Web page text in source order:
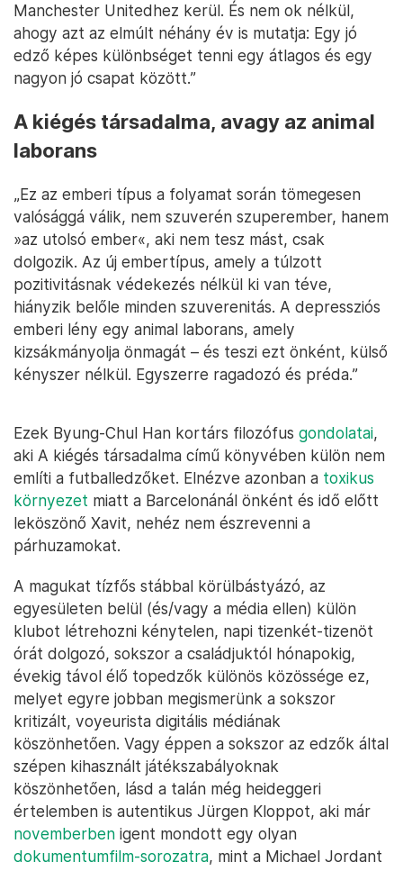
Manchester Unitedhez kerül. És nem ok nélkül,
ahogy azt az elmúlt néhány év is mutatja: Egy jó
edző képes különbséget tenni egy átlagos és egy
nagyon jó csapat között.”
A kiégés társadalma, avagy az animal
laborans
„Ez az emberi típus a folyamat során tömegesen
valósággá válik, nem szuverén szuperember, hanem
»az utolsó ember«, aki nem tesz mást, csak
dolgozik. Az új embertípus, amely a túlzott
pozitivitásnak védekezés nélkül ki van téve,
hiányzik belőle minden szuverenitás. A depressziós
emberi lény egy animal laborans, amely
kizsákmányolja önmagát – és teszi ezt önként, külső
kényszer nélkül. Egyszerre ragadozó és préda.”
Ezek Byung-Chul Han kortárs filozófus gondolatai,
aki A kiégés társadalma című könyvében külön nem
említi a futballedzőket. Elnézve azonban a toxikus
környezet miatt a Barcelonánál önként és idő előtt
leköszönő Xavit, nehéz nem észrevenni a
párhuzamokat.
A magukat tízfős stábbal körülbástyázó, az
egyesületen belül (és/vagy a média ellen) külön
klubot létrehozni kénytelen, napi tizenkét-tizenöt
órát dolgozó, sokszor a családjuktól hónapokig,
évekig távol élő topedzők különös közössége ez,
melyet egyre jobban megismerünk a sokszor
kritizált, voyeurista digitális médiának
köszönhetően. Vagy éppen a sokszor az edzők által
szépen kihasznált játékszabályoknak
köszönhetően, lásd a talán még heideggeri
értelemben is autentikus Jürgen Kloppot, aki már
novemberben igent mondott egy olyan
dokumentumfilm-sorozatra, mint a Michael Jordant